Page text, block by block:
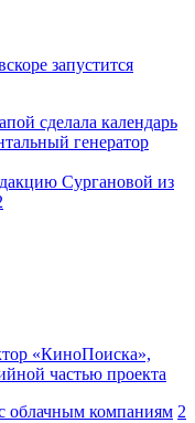
запустится
сделала календарь
генератор
Сургановой из
«КиноПоиска»,
частью проекта
облачным компаниям 2